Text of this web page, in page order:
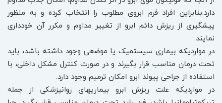
دارد.بنابراین افراد فرم ابروی مطلوب را انتخاب کرده و به منظور
پیشگیری از ریزش دائم ابرو از تغییر مداوم و مکرر آن خودداری
نمایند.
در مواردیکه بیماری سیستمیک یا موضعی وجود داشته باشد، باید
تحت درمان مناسب قرار بگیرند و در صورت کنترل مشکل داخلی، با
استفاده از جراحی پیوند ابرو امکان ترمیم وجود دارد.
در مواردیکه علت ریزش ابرو بیماریهای روانپزشکی از جمله